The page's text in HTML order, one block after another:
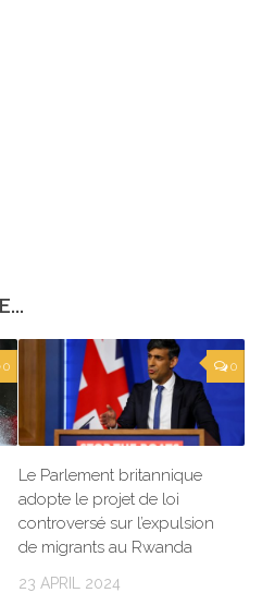
0 0
Le Parlement britannique
adopte le projet de loi
controversé sur l’expulsion
de migrants au Rwanda
23 APRIL 2024